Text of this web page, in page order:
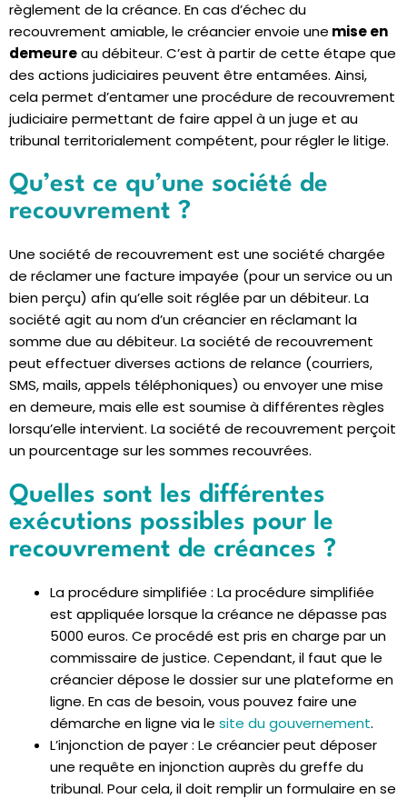
règlement de la créance. En cas d’échec du
recouvrement amiable, le créancier envoie une mise en
demeureau débiteur. C’est à partir de cette étape que
des actions judiciaires peuvent être entamées. Ainsi,
cela permet d’entamer une procédure de recouvrement
judiciaire permettant de faire appel à un juge et au
tribunal territorialement compétent, pour régler le litige.
Qu’est ce qu’une société de
recouvrement ?
Une société de recouvrement est une société chargée
de réclamerune facture impayée (pour un service ou un
bien perçu) afin qu’elle soit réglée par un débiteur. La
société agit au nom d’un créancier en réclamant la
somme due au débiteur. Lasociété de recouvrement
peut effectuer diverses actions de relance (courriers,
SMS, mails, appels téléphoniques) ou envoyerune mise
en demeure, mais elle est soumise à différentes règles
lorsqu’elle intervient. La société de recouvrement perçoit
un pourcentage sur les sommes recouvrées.
Quelles sont les différentes
exécutions possibles pour le
recouvrement de créances ?
La procédure simplifiée : La procédure simplifiée
est appliquée lorsque la créance ne dépasse pas
5000 euros. Ce procédé est pris en charge par un
commissaire de justice. Cependant, il faut que le
créancier dépose le dossier sur une plateforme en
ligne. En cas de besoin, vous pouvez faire une
démarche en ligne via le site du gouvernement.
L’injonction de payer: Le créancier peut déposer
une requête en injonction auprès du greffe du
tribunal. Pour cela, il doit remplir un formulaire en se